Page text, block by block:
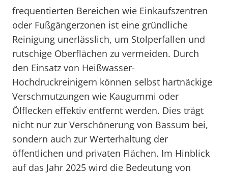
frequentierten Bereichen wie Einkaufszentren
oder Fußgängerzonen ist eine gründliche
Reinigung unerlässlich, um Stolperfallen und
rutschige Oberflächen zu vermeiden. Durch
den Einsatz von Heißwasser-
Hochdruckreinigern können selbst hartnäckige
Verschmutzungen wie Kaugummi oder
Ölflecken effektiv entfernt werden. Dies trägt
nicht nur zur Verschönerung von Bassum bei,
sondern auch zur Werterhaltung der
öffentlichen und privaten Flächen. Im Hinblick
auf das Jahr 2025 wird die Bedeutung von